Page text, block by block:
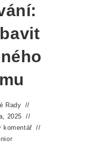
Rady
2025
komentář